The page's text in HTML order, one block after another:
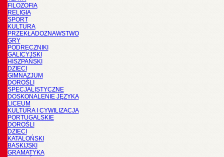
FILOZOFIA
RELIGIA
SPORT
KULTURA
PRZEKŁADOZNAWSTWO
GRY
PODRĘCZNIKI
GALICYJSKI
HISZPAŃSKI
DZIECI
GIMNAZJUM
DOROŚLI
SPECJALISTYCZNE
DOSKONALENIE JĘZYKA
LICEUM
KULTURA I CYWILIZACJA
PORTUGALSKIE
DOROŚLI
DZIECI
KATALOŃSKI
BASKIJSKI
GRAMATYKA